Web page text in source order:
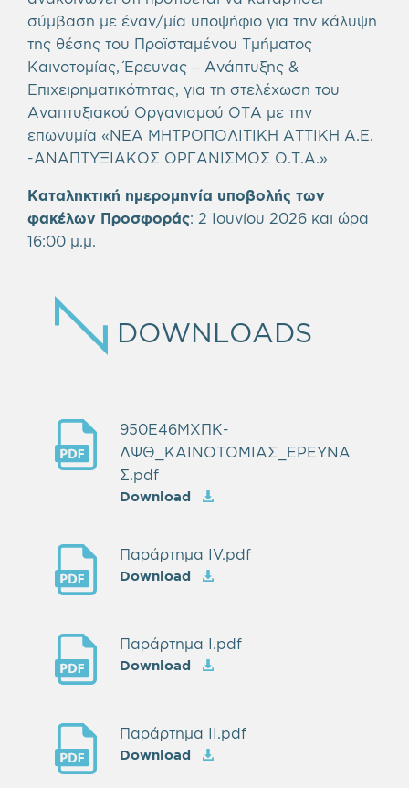
σύμβαση με έναν/μία υποψήφιο για την κάλυψη
της θέσης του Προϊσταμένου Τμήματος
Καινοτομίας, Έρευνας – Ανάπτυξης &
Επιχειρηματικότητας, για τη στελέχωση του
Αναπτυξιακού Οργανισμού ΟΤΑ με την
επωνυμία «ΝΕΑ ΜΗΤΡΟΠΟΛΙΤΙΚΗ ΑΤΤΙΚΗ Α.Ε.
-ΑΝΑΠΤΥΞΙΑΚΟΣ ΟΡΓΑΝΙΣΜΟΣ Ο.Τ.Α.»
Καταληκτική ημερομηνία υποβολής των
φακέλων Προσφοράς: 2 Ιουνίου 2026 και ώρα
16:00 μ.μ.
DOWNLOADS
950Ε46ΜΧΠΚ-
ΛΨΘ_ΚΑΙΝΟΤΟΜΙΑΣ_ΕΡΕΥΝΑ
Σ.pdf
Download
Παράρτημα IV.pdf
Download
Παράρτημα Ι.pdf
Download
Παράρτημα ΙI.pdf
Download